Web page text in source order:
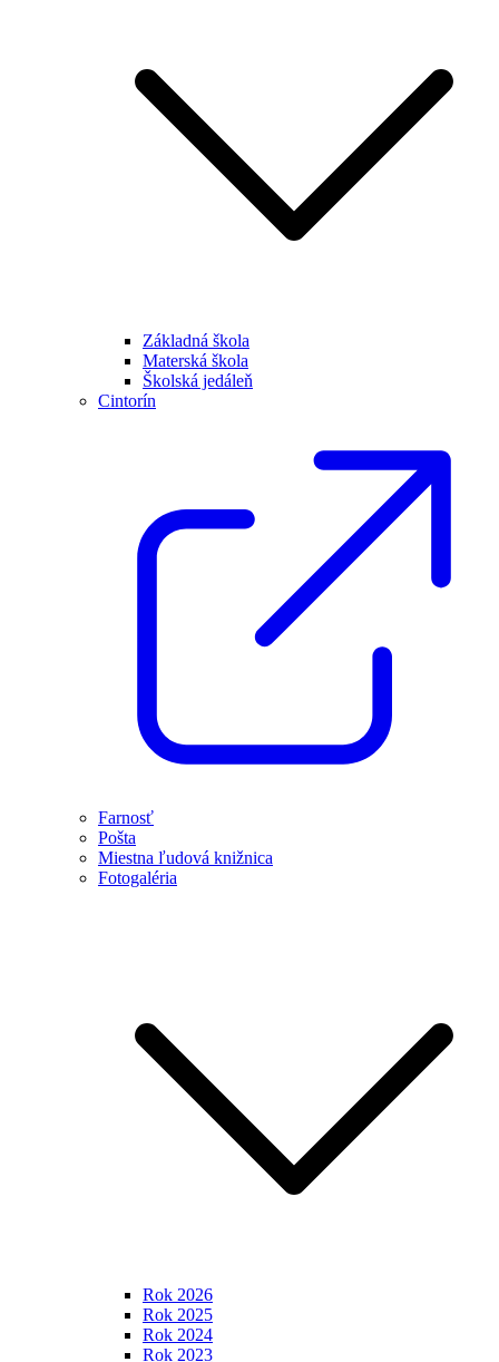
Základná škola
Materská škola
Školská jedáleň
Cintorín
Farnosť
Pošta
Miestna ľudová knižnica
Fotogaléria
Rok 2026
Rok 2025
Rok 2024
Rok 2023